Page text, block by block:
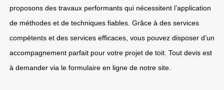
proposons des travaux performants qui nécessitent l’application
de méthodes et de techniques fiables. Grâce à des services
compétents et des services efficaces, vous pouvez disposer d’un
accompagnement parfait pour votre projet de toit. Tout devis est
à demander via le formulaire en ligne de notre site.